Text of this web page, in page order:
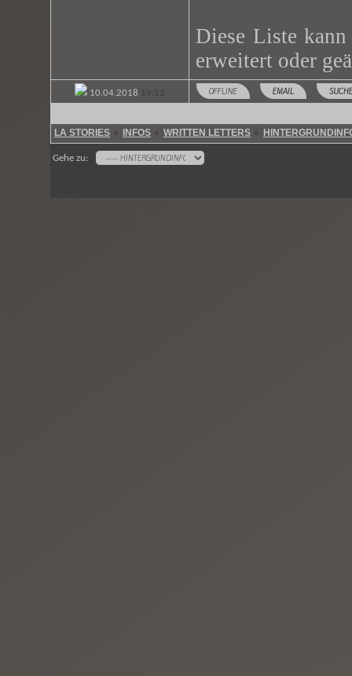
Diese Liste
erweitert oder
10.04.2018 19:12 OFFLINE EMAIL
LA STORIES » INFOS » WRITTEN LETTERS »
Gehe zu: